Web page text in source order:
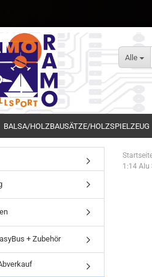
Alle
BALSA/HOLZBAUSÄTZE/HOLZSPIELZEUG
1:14 Alu
+ Zubehör